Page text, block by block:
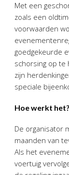
Belastingadvies
Online
Nieuws&
Nieuwsbrief
Nieuwsoverzicht
Downloads
Contact
Met een
zoals een
voorwaarden
goedgekeurde
schorsing op te
zijn
speciale
Hoe werkt het?
De organisator
maanden van
Als het
voertuig